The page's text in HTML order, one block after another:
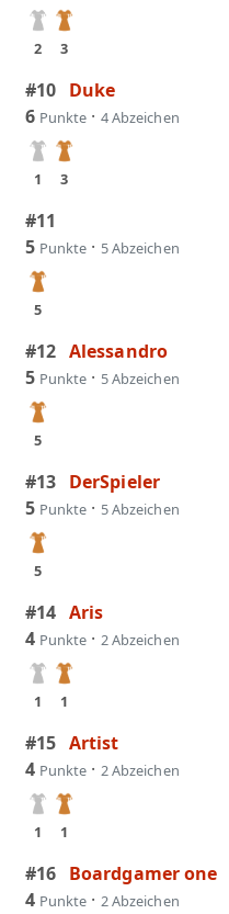
2 3
#10 Duke
6 Punkte · 4 Abzeichen
1 3
#11
5 Punkte · 5 Abzeichen
5
#12 Alessandro
5 Punkte · 5 Abzeichen
5
#13 DerSpieler
5 Punkte · 5 Abzeichen
5
#14 Aris
4 Punkte · 2 Abzeichen
1 1
#15 Artist
4 Punkte · 2 Abzeichen
1 1
#16 Boardgamer one
4 Punkte · 2 Abzeichen